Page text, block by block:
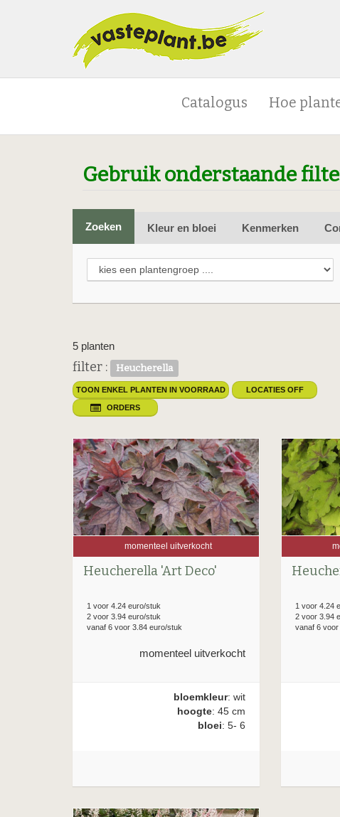
Catalogus Hoe
Gebruik onderstaande
Zoeken Kleur en bloei Kenmerken
5 planten
filter : Heucherella
TOON ENKEL PLANTEN IN VOORRAAD LOCATIES OFF
ORDERS
momenteel uitverkocht
Heucherella 'Art Deco'
1 voor 4.24 euro/stuk
2 voor 3.94 euro/stuk
vanaf 6 voor 3.84 euro/stuk
momenteel uitverkocht
bloemkleur: wit
hoogte: 45 cm
bloei: 5- 6
1 voor 4.24
2 voor 3.94
vanaf 6